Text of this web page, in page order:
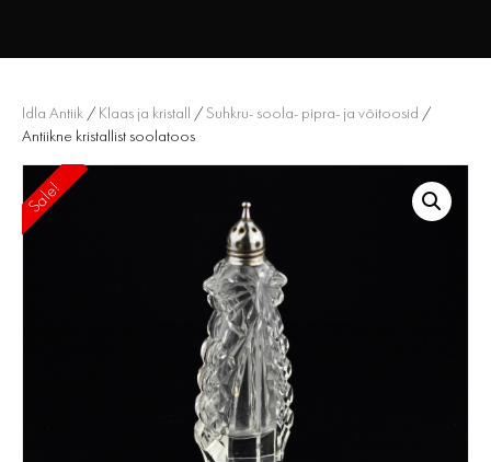
Idla Antiik / Klaas ja kristall / Suhkru- soola- pipra- ja võitoosid /
Antiikne kristallist soolatoos
Sale!